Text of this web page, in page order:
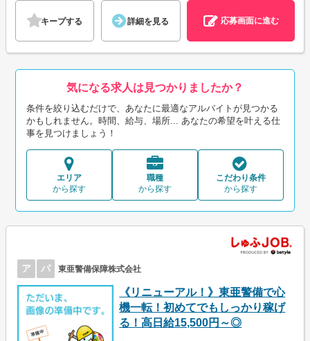
キープする 詳細を見る 応募画面に進む
気になる求人は見つかりましたか？
条件を絞り込むだけで、あなたに最適なアルバイトが見つかる
かもしれません。時間、給与、場所... あなたの希望を叶える仕
事を見つけましょう！
エリア
から探す
職種
から探す
こだわり条件
から探す
ア パ 東亜警備保障株式会社
《リニューアル！》東亜警備で心
機一転！初めてでもしっかり稼げ
る！高日給15,500円～◎